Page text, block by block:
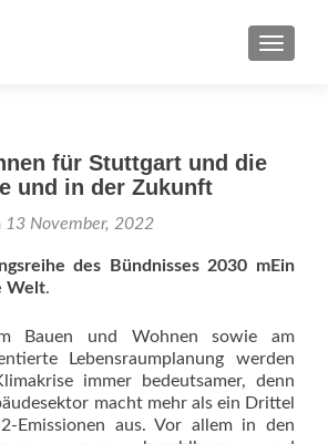
für Stuttgart und die
und in der Zukunft
13 November, 2022
des Bündnisses 2030 mEin
Welt.
Bauen und Wohnen sowie am
Lebensraumplanung werden
immer bedeutsamer, denn
macht mehr als ein Drittel
Emissionen aus. Vor allem in den